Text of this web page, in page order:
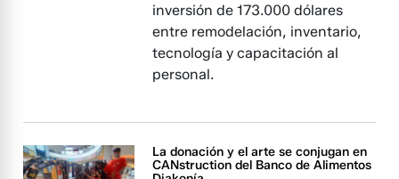
inversión de 173.000 dólares
entre remodelación, inventario,
tecnología y capacitación al
personal.
La donación y el arte se conjugan en
CANstruction del Banco de Alimentos